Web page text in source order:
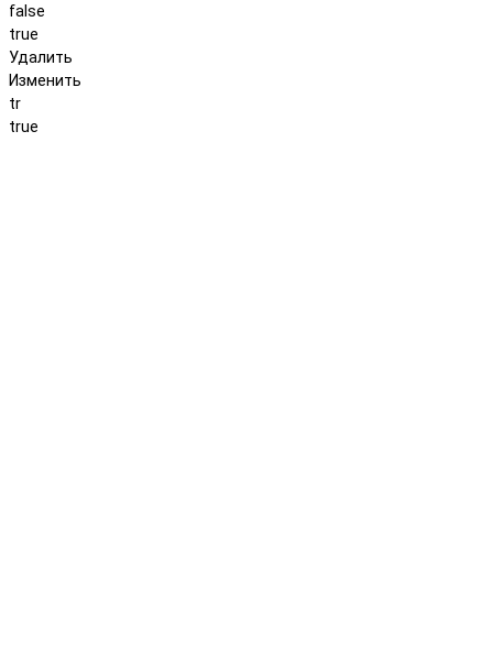
false
true
Удалить
Изменить
tr
true